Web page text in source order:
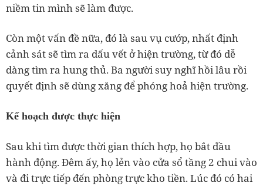
niềm tin mình sẽ làm được.
Còn một vấn đề nữa, đó là sau vụ cướp, nhất định
cảnh sát sẽ tìm ra dấu vết ở hiện trường, từ đó dễ
dàng tìm ra hung thủ. Ba người suy nghĩ hồi lâu rồi
quyết định sẽ dùng xăng để phóng hoả hiện trường.
Kế hoạch được thực hiện
Sau khi tìm được thời gian thích hợp, họ bắt đầu
hành động. Đêm ấy, họ lẻn vào cửa sổ tầng 2 chui vào
và đi trực tiếp đến phòng trực kho tiền. Lúc đó có hai